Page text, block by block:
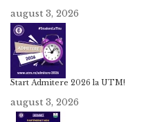
august 3, 2026
Start Admitere 2026 la UTM!
august 3, 2026